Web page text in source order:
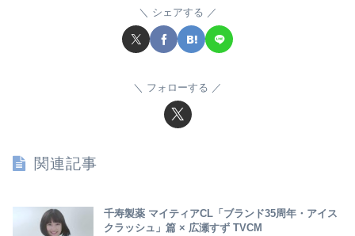
シェアする
フォローする
関連記事
千寿製薬 マイティアCL「ブランド35周年・アイス
クラッシュ」篇 × 広瀬すず TVCM